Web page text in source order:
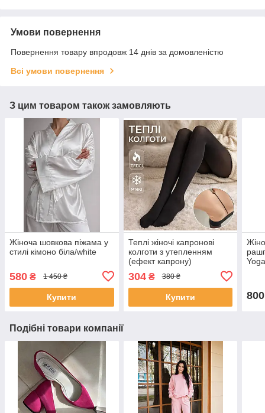
Умови повернення
Повернення товару впродовж 14 днів за домовленістю
Всі умови повернення
З цим товаром також замовляють
Жіноча шовкова піжама у
стилі кімоно біла/white
580 ₴ 1 450 ₴
Купити
Теплі жіночі капронові
колготи з утепленням
(ефект капрону)
304₴ 380 ₴
Купити 800
Подібні товари компанії